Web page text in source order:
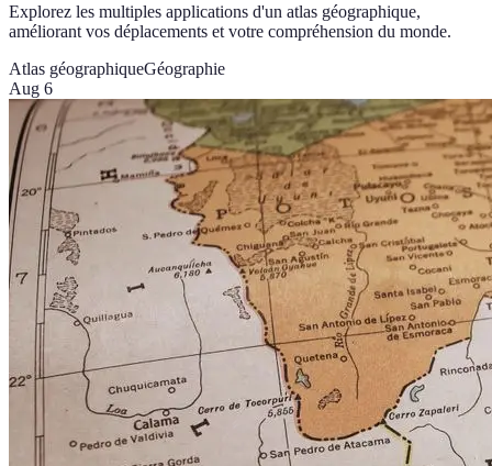
Explorez les multiples applications d'un atlas géographique,
améliorant vos déplacements et votre compréhension du monde.
Atlas géographiqueGéographie
Aug 6